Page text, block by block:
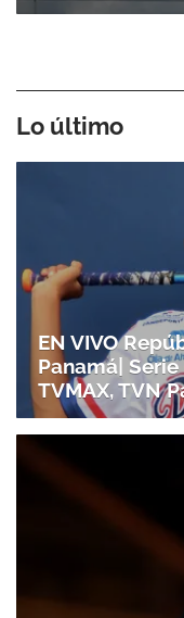
Lo último
EN VIVO
Panamá|
TVMAX, TVN